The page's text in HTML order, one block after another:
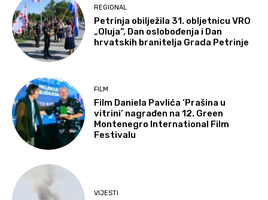
REGIONAL
Petrinja obilježila 31. obljetnicu VRO
„Oluja“, Dan oslobođenja i Dan
hrvatskih branitelja Grada Petrinje
FILM
Film Daniela Pavlića ‘Prašina u
vitrini’ nagrađen na 12. Green
Montenegro International Film
Festivalu
VIJESTI